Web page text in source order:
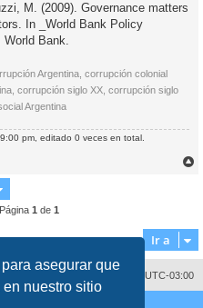
asegurar que
nuestro sitio
M. (2009). Governance matters
In _World Bank Policy
World Bank.
Argentina, corrupción colonial
corrupción siglo XX, corrupción siglo
Argentina
pm, editado 0 veces en total.
1 de 1
Ir a
Todos los horarios son UTC-03:00
Limited